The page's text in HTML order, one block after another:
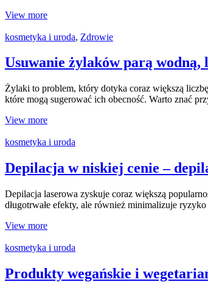
View more
kosmetyka i uroda, Zdrowie
Usuwanie żylaków parą wodną,
Żylaki to problem, który dotyka coraz większą
które mogą sugerować ich obecność. Warto znać
View more
kosmetyka i uroda
Depilacja w niskiej cenie –
Depilacja laserowa zyskuje coraz większą
długotrwałe efekty, ale również minimalizuje
View more
kosmetyka i uroda
Produkty wegańskie i